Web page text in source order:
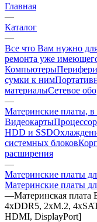
Главная
—
Каталог
—
Все что Вам нужно
ремонта уже
Компьютеры
сумки к ним
материалыСетевое
—
Материнские платы, в
Видеокарты
HDD и SSD
системных блоков
расширения
—
Материнские платы
Материнские платы
—Материнская
4xDDR5, 2xM.2,
HDMI, DisplayPort]